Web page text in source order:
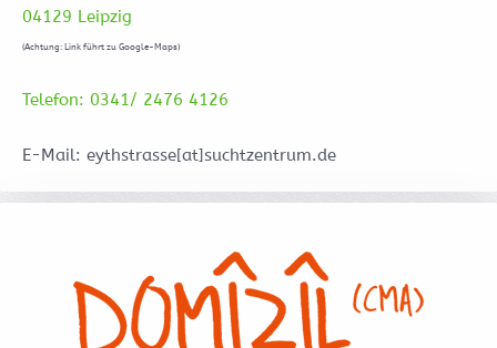
04129 Leipzig
(Achtung: Link führt zu Google-Maps)
Telefon: 0341/ 2476 4126
E-Mail: eythstrasse[at]suchtzentrum.de